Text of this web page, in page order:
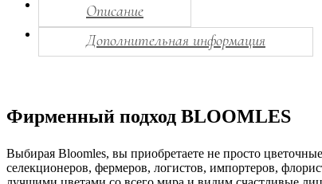
Описание
Дополнительная информация
Фирменный подход BLOOMLES
Выбирая Bloomles, вы приобретаете не просто
селекционеров, фермеров, логистов, импортеров,